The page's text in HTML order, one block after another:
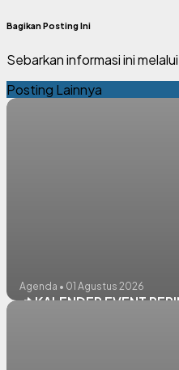
Bagikan Posting Ini
Sebarkan informasi ini
Posting Lainnya
Agenda • 01 Agustus 2026
📌 KALENDER EVENT